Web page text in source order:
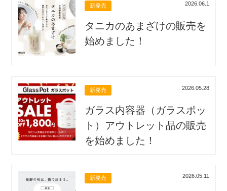
新発売 2026.06.1
タニカのあまざけの販売を
始めました！
新発売 2026.05.28
ガラス内容器（ガラスポッ
ト）アウトレット品の販売
を始めました！
新発売 2026.05.11